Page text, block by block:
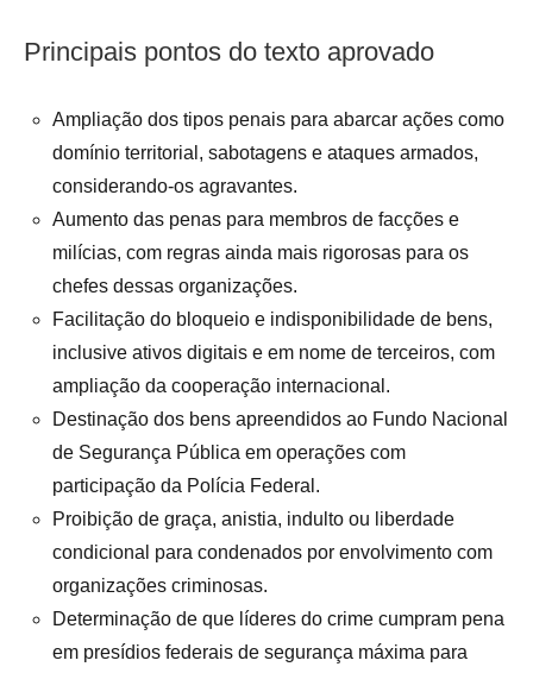
Principais pontos do texto aprovado
Ampliação dos tipos penais para abarcar ações como
domínio territorial, sabotagens e ataques armados,
considerando-os agravantes.
Aumento das penas para membros de facções e
milícias, com regras ainda mais rigorosas para os
chefes dessas organizações.
Facilitação do bloqueio e indisponibilidade de bens,
inclusive ativos digitais e em nome de terceiros, com
ampliação da cooperação internacional.
Destinação dos bens apreendidos ao Fundo Nacional
de Segurança Pública em operações com
participação da Polícia Federal.
Proibição de graça, anistia, indulto ou liberdade
condicional para condenados por envolvimento com
organizações criminosas.
Determinação de que líderes do crime cumpram pena
em presídios federais de segurança máxima para